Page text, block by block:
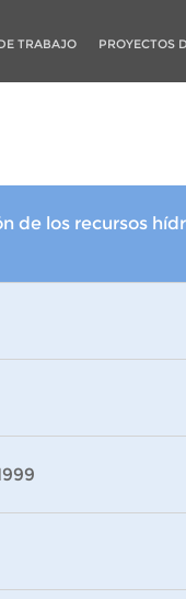
TRABAJO PROYECTOS
de los recursos